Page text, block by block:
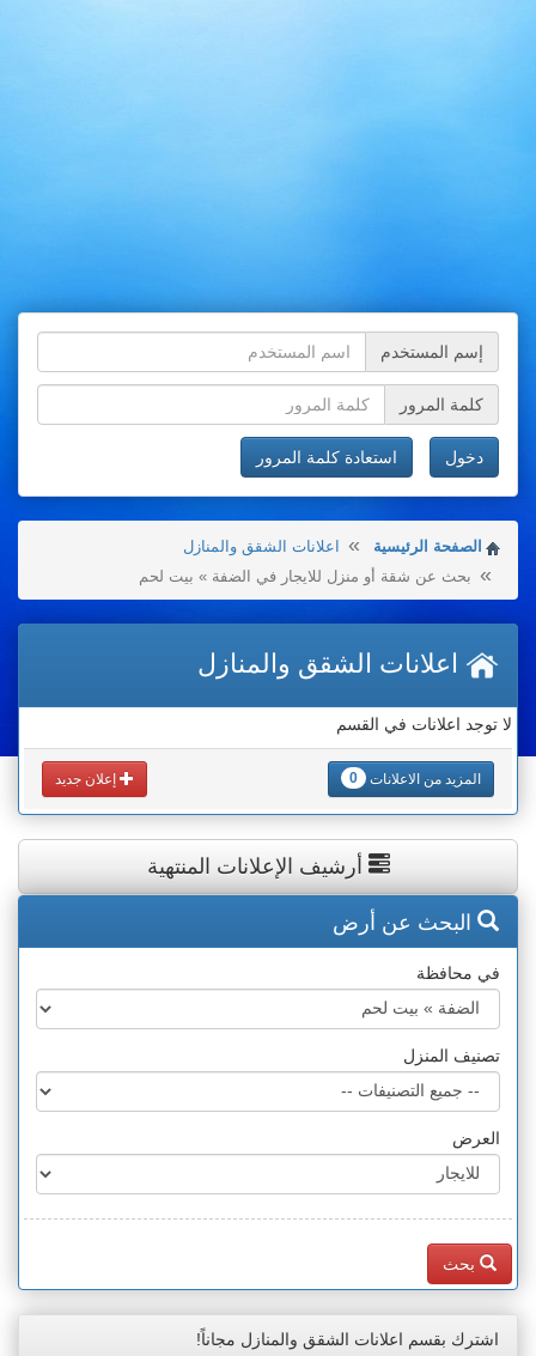
إسم المستخدم
كلمة المرور
دخول استعادة كلمة المرور
الصفحة الرئيسية
اعلانات الشقق والمنازل
بحث عن شقة أو منزل للايجار في الضفة » بيت لحم
اعلانات الشقق والمنازل
لا توجد اعلانات في القسم
المزيد من الاعلانات 0 إعلان جديد
أرشيف الإعلانات المنتهية
البحث عن أرض
في محافظة
تصنيف المنزل
العرض
بحث
اشترك بقسم اعلانات الشقق والمنازل مجاناً!